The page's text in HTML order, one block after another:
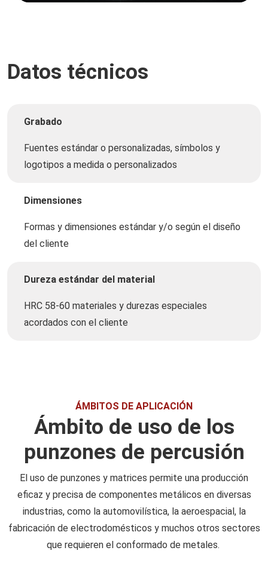
Datos técnicos
Grabado
Fuentes estándar o personalizadas, símbolos y
logotipos a medida o personalizados
Dimensiones
Formas y dimensiones estándar y/o según el diseño
del cliente
Dureza estándar del material
HRC 58-60 materiales y durezas especiales
acordados con el cliente
ÁMBITOS DE APLICACIÓN
Ámbito de uso de los
punzones de percusión
El uso de punzones y matrices permite una producción
eficaz y precisa de componentes metálicos en diversas
industrias, como la automovilística, la aeroespacial, la
fabricación de electrodomésticos y muchos otros sectores
que requieren el conformado de metales.